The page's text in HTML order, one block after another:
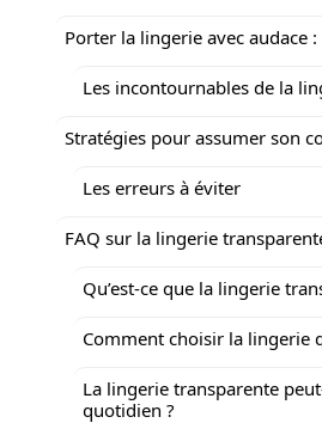
Porter la lingerie avec audace
Les incontournables de la
Stratégies pour assumer son
Les erreurs à éviter
FAQ sur la lingerie
Qu’est-ce que la lingerie
Comment choisir la lingerie
La lingerie transparente
quotidien ?